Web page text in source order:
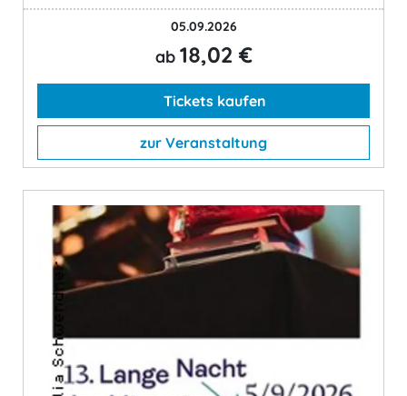
05.09.2026
ab 18,02 €
Tickets kaufen
zur Veranstaltung